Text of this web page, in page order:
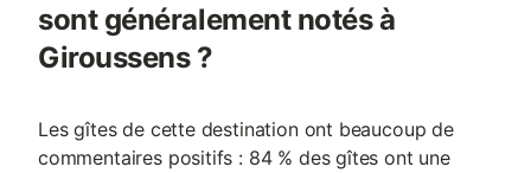
sont généralement notés à
Giroussens ?
Les gîtes de cette destination ont beaucoup de
commentaires positifs : 84 % des gîtes ont une